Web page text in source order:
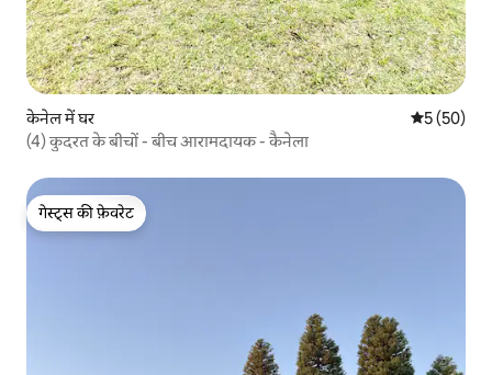
केनेल में घर औसत रेटिंग
5 (50)
(4) कुदरत के बीचों - बीच आरामदायक - कैनेला
गेस्ट्स की फ़ेवरेट
गेस्ट्स की फ़ेवरेट